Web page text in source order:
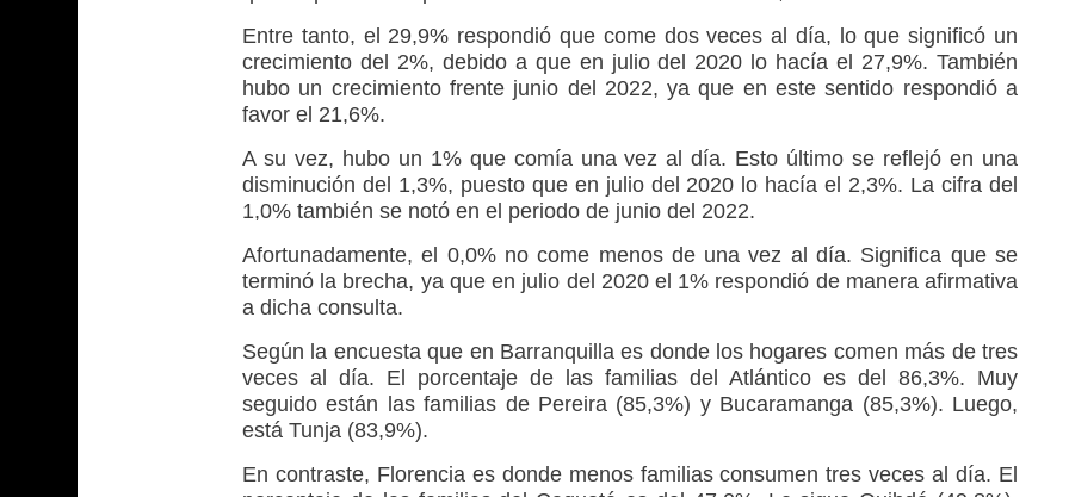
Entre tanto, el 29,9% respondió que come dos veces al día, lo que significó un
crecimiento del 2%, debido a que en julio del 2020 lo hacía el 27,9%. También
hubo un crecimiento frente junio del 2022, ya que en este sentido respondió a
favor el 21,6%.
A su vez, hubo un 1% que comía una vez al día. Esto último se reflejó en una
disminución del 1,3%, puesto que en julio del 2020 lo hacía el 2,3%. La cifra del
1,0% también se notó en el periodo de junio del 2022.
Afortunadamente, el 0,0% no come menos de una vez al día. Significa que se
terminó la brecha, ya que en julio del 2020 el 1% respondió de manera afirmativa
a dicha consulta.
Según la encuesta que en Barranquilla es donde los hogares comen más de tres
veces al día. El porcentaje de las familias del Atlántico es del 86,3%. Muy
seguido están las familias de Pereira (85,3%) y Bucaramanga (85,3%). Luego,
está Tunja (83,9%).
En contraste, Florencia es donde menos familias consumen tres veces al día. El